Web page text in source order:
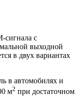
сигнала с
выходной
в двух вариантах
в автомобилях и
м2 при достаточном